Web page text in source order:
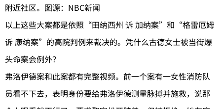
附近社区。图源：NBC新闻
以上这些大案都是依照“田纳西州 诉 加纳案”和“格雷厄姆
诉 康纳案”的高院判例来裁决的。凭什么古德女士被当街爆
头命案会例外？
弗洛伊德案和此案都有完整视频。前一个案有一女性消防队
员看不下去，表明身份要给弗洛伊德测量脉搏并施救，说那